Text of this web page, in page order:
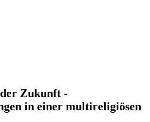
Zukunft -
in einer multireligiösen